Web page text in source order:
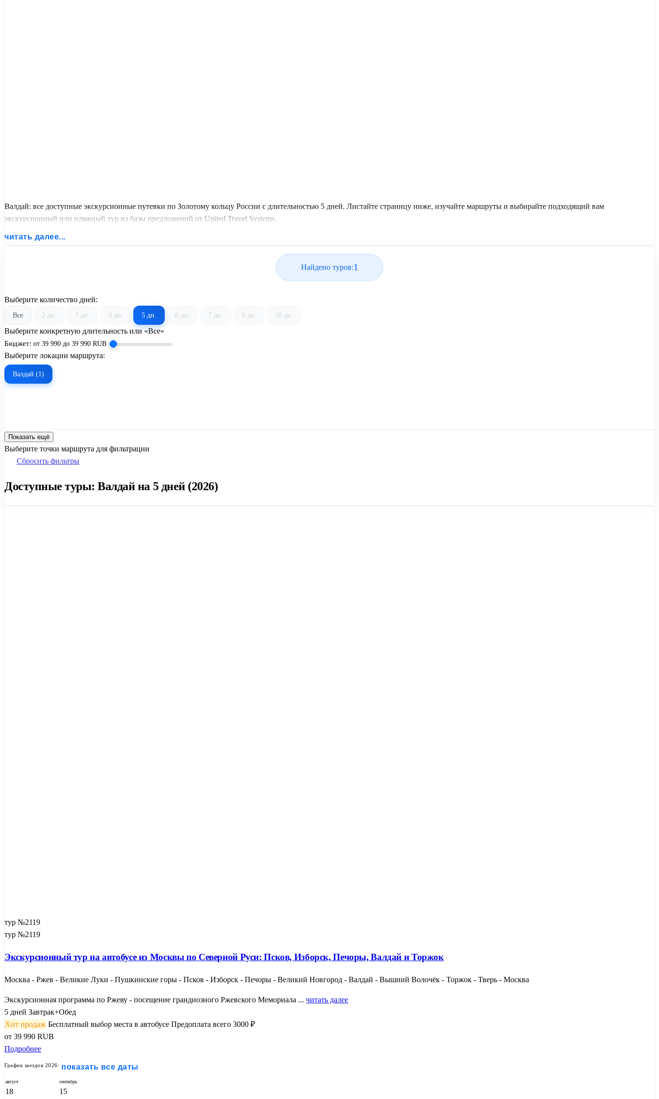
Валдай: все доступные экскурсионные путевки по Золотому кольцу России с длительностью 5 дней. Листайте страницу ниже, изучайте маршруты и выбирайте подходящий вам
экскурсионный или пляжный тур из базы предложений от United Travel Systems.
читать далее...
Найдено туров:1
Выберите количество дней:
Все 2 дн. 3 дн. 4 дн. 5 дн. 6 дн. 7 дн. 8 дн. 10 дн.
Выберите конкретную длительность или «Все»
Бюджет: от 39 990 до 39 990 RUB
Выберите локации маршрута:
Валдай (1)
Показать ещё
Выберите точки маршрута для фильтрации
Сбросить фильтры
Доступные туры: Валдай на 5 дней (2026)
тур №2119
тур №2119
Экскурсионный тур на автобусе из Москвы по Северной Руси: Псков, Изборск, Печоры, Валдай и Торжок
Москва - Ржев - Великие Луки - Пушкинские горы - Псков - Изборск - Печоры - Великий Новгород - Валдай - Вышний Волочёк - Торжок - Тверь - Москва
Экскурсионная программа по Ржеву - посещение грандиозного Ржевского Мемориала ... читать далее
5 дней Завтрак+Обед
Хит продаж Бесплатный выбор места в автобусе Предоплата всего 3000 ₽
от 39 990 RUB
Подробнее
График заездов 2026: показать все даты
август
18
сентябрь
15